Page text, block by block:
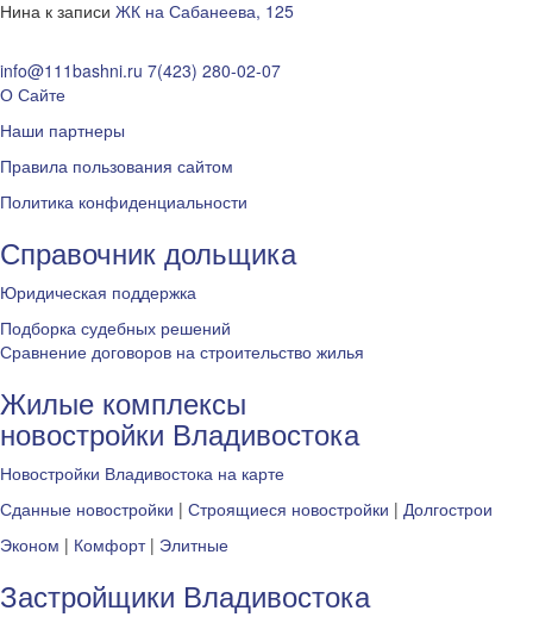
Нина к записи ЖК на Сабанеева, 125
info@111bashni.ru 7(423) 280-02-07
О Сайте
Наши партнеры
Правила пользования сайтом
Политика конфиденциальности
Справочник дольщика
Юридическая поддержка
Подборка судебных решений
Сравнение договоров на строительство жилья
Жилые комплексы
новостройки Владивостока
Новостройки Владивостока на карте
Сданные новостройки | Строящиеся новостройки | Долгострои
Эконом | Комфорт| Элитные
Застройщики Владивостока